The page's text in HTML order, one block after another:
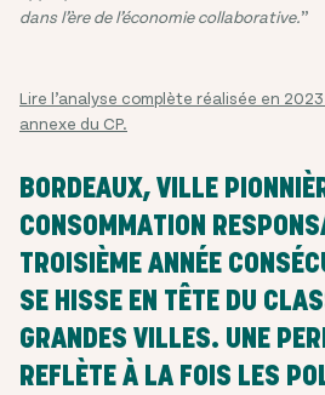
dans l’ère de l’économie collaborative.”
Lire l’analyse complète réalisée en
annexe du CP.
BORDEAUX, VILLE
CONSOMMATION
TROISIÈME ANNÉE
SE HISSE EN TÊTE DU
GRANDES VILLES. UNE
REFLÈTE À LA FOIS
LES